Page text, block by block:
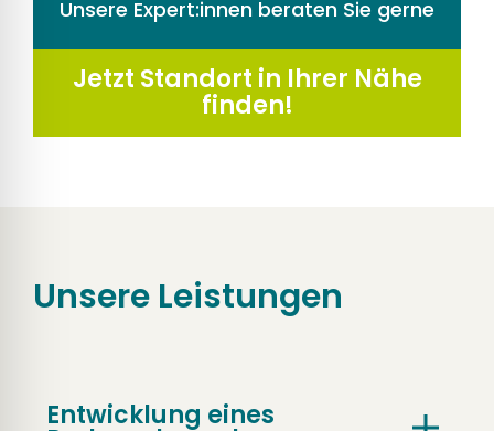
Unsere Expert:innen beraten Sie gerne
Jetzt Standort in Ihrer Nähe
finden!
Unsere Leistungen
Entwicklung eines